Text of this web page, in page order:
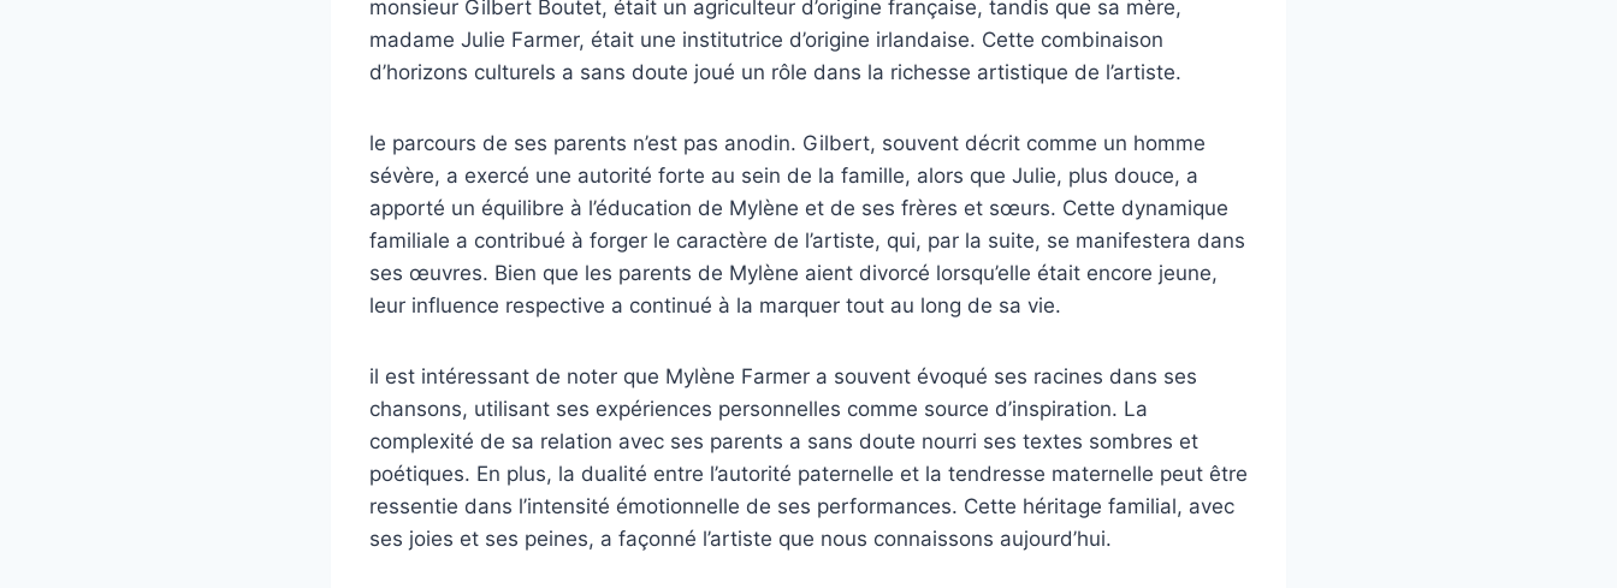
monsieur Gilbert Boutet, était un agriculteur d’origine française, tandis que sa mère,
madame Julie Farmer, était une institutrice d’origine irlandaise. Cette combinaison
d’horizons culturels a sans doute joué un rôle dans la richesse artistique de l’artiste.
le parcours de ses parents n’est pas anodin. Gilbert, souvent décrit comme un homme
sévère, a exercé une autorité forte au sein de la famille, alors que Julie, plus douce, a
apporté un équilibre à l’éducation de Mylène et de ses frères et sœurs. Cette dynamique
familiale a contribué à forger le caractère de l’artiste, qui, par la suite, se manifestera dans
ses œuvres. Bien que les parents de Mylène aient divorcé lorsqu’elle était encore jeune,
leur influence respective a continué à la marquer tout au long de sa vie.
il est intéressant de noter que Mylène Farmer a souvent évoqué ses racines dans ses
chansons, utilisant ses expériences personnelles comme source d’inspiration. La
complexité de sa relation avec ses parents a sans doute nourri ses textes sombres et
poétiques. En plus, la dualité entre l’autorité paternelle et la tendresse maternelle peut être
ressentie dans l’intensité émotionnelle de ses performances. Cette héritage familial, avec
ses joies et ses peines, a façonné l’artiste que nous connaissons aujourd’hui.